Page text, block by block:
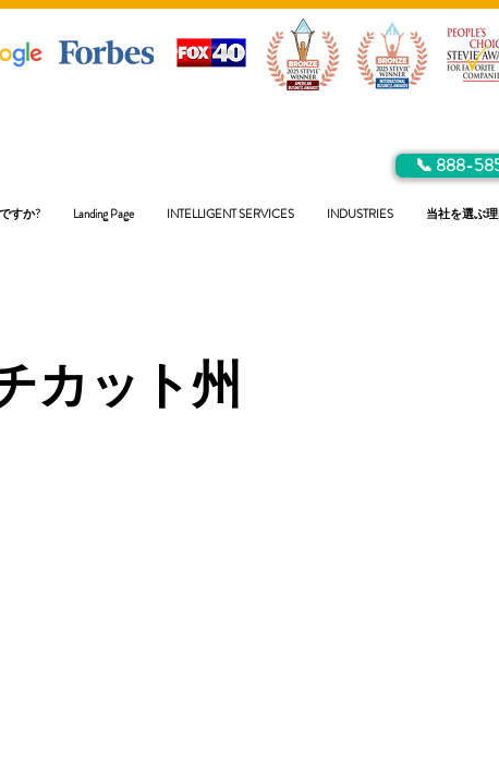
📞 888-
すか? Landing Page INTELLIGENT SERVICES INDUSTRIES 当社を選ぶ
カット州